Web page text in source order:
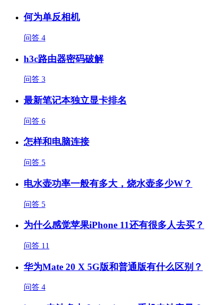
何为单反相机
问答 4
h3c路由器密码破解
问答 3
最新笔记本独立显卡排名
问答 6
怎样和电脑连接
问答 5
电水壶功率一般有多大，烧水壶多少W？
问答 5
为什么感觉苹果iPhone 11还有很多人去买？
问答 11
华为Mate 20 X 5G版和普通版有什么区别？
问答 4